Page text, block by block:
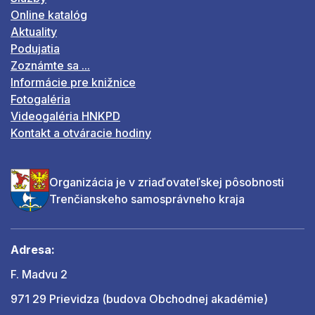
Online katalóg
Aktuality
Podujatia
Zoznámte sa ...
Informácie pre knižnice
Fotogaléria
Videogaléria HNKPD
Kontakt a otváracie hodiny
Organizácia je v zriaďovateľskej pôsobnosti
Trenčianskeho samosprávneho kraja
Adresa:
F. Madvu 2
971 29 Prievidza (budova Obchodnej akadémie)